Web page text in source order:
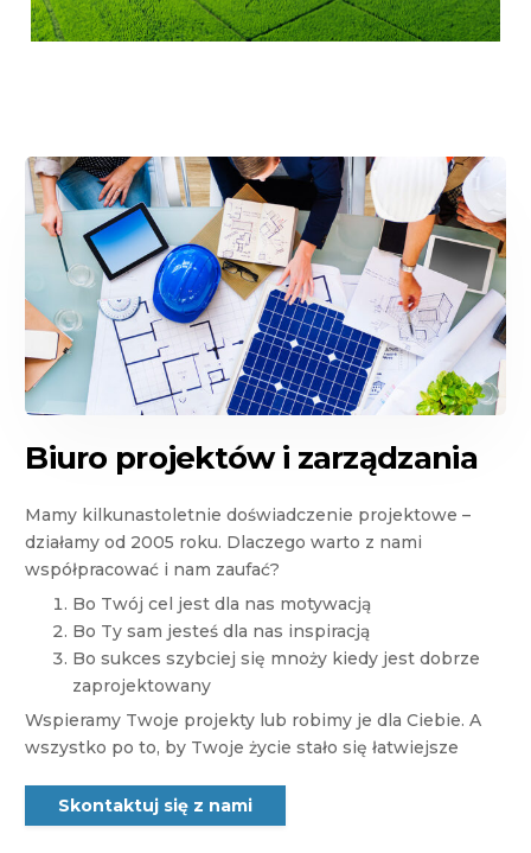
Biuro projektów i zarządzania
Mamy kilkunastoletnie doświadczenie projektowe –
działamy od 2005 roku. Dlaczego warto z nami
współpracować i nam zaufać?
Bo Twój cel jest dla nas motywacją
Bo Ty sam jesteś dla nas inspiracją
Bo sukces szybciej się mnoży kiedy jest dobrze
zaprojektowany
Wspieramy Twoje projekty lub robimy je dla Ciebie. A
wszystko po to, by Twoje życie stało się łatwiejsze
Skontaktuj się z nami